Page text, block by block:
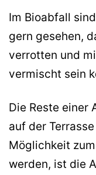
Im Bioabfall
gern gesehen,
verrotten und
vermischt sein
Die Reste einer
auf der
Möglichkeit
werden, ist die